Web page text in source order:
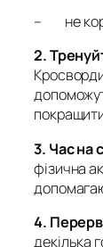
– не
2.
3. Час на
фізична
4.
декілька